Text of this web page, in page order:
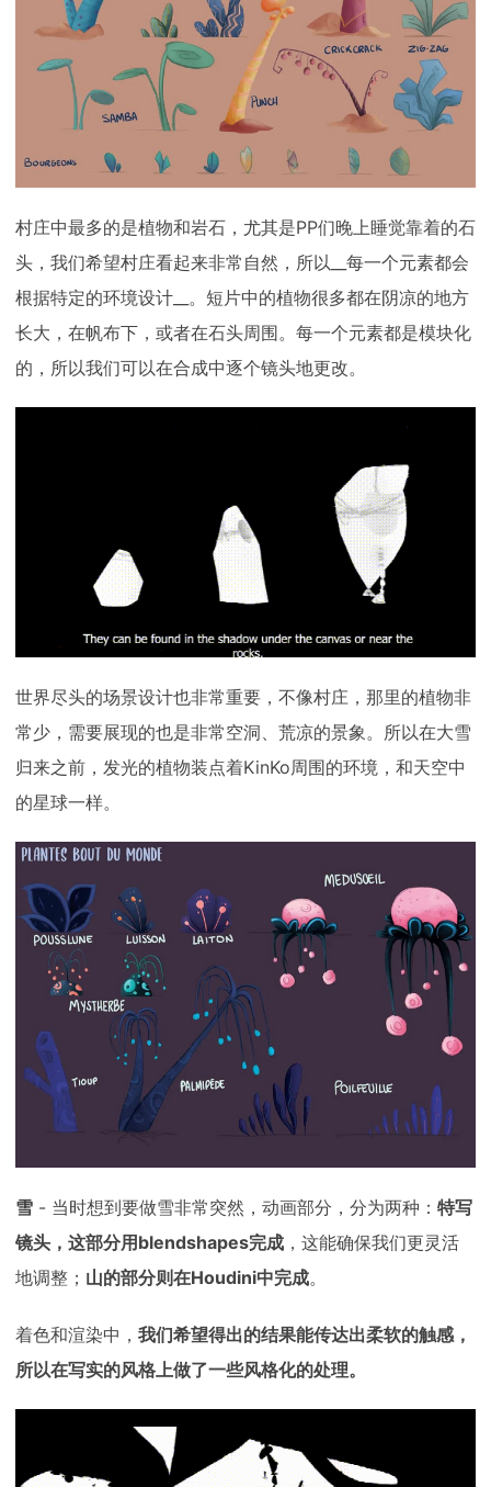
村庄中最多的是植物和岩石，尤其是PP们晚上睡觉靠着的石
头，我们希望村庄看起来非常自然，所以__每一个元素都会
根据特定的环境设计__。短片中的植物很多都在阴凉的地方
长大，在帆布下，或者在石头周围。每一个元素都是模块化
的，所以我们可以在合成中逐个镜头地更改。
世界尽头的场景设计也非常重要，不像村庄，那里的植物非
常少，需要展现的也是非常空洞、荒凉的景象。所以在大雪
归来之前，发光的植物装点着KinKo周围的环境，和天空中
的星球一样。
雪 - 当时想到要做雪非常突然，动画部分，分为两种： 特写
镜头，这部分用blendshapes完成 ，这能确保我们更灵活
地调整； 山的部分则在Houdini中完成。
着色和渲染中， 我们希望得出的结果能传达出柔软的触感，
所以在写实的风格上做了一些风格化的处理。